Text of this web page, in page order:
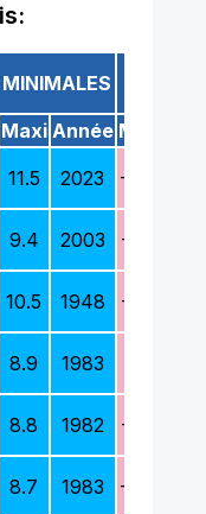
Maxi Année Mini
11.5 2023 -8.6
9.4 2003 -6.0
10.5 1948 -7.6
8.9 1983
8.8 1982 -6.9
8.7 1983 -8.8